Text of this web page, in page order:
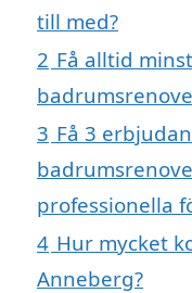
till med?
2 Få alltid
3 Få 3
professionella
4 Hur mycket
Anneberg?